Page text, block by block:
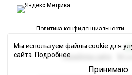
Политика конфиденциальности
Разработка сайта
Мы используем файлы cookie для
сайта. Подробнее
Принимаю